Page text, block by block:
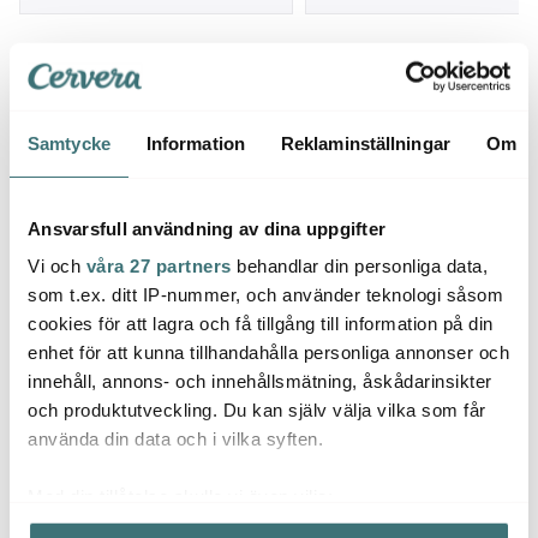
Samtycke Information Reklaminställningar Om
Ansvarsfull användning av dina uppgifter
Vi och våra 27 partners behandlar din personliga data,
som t.ex. ditt IP-nummer, och använder teknologi såsom
cookies för att lagra och få tillgång till information på din
enhet för att kunna tillhandahålla personliga annonser och
innehåll, annons- och innehållsmätning, åskådarinsikter
och produktutveckling. Du kan själv välja vilka som får
använda din data och i vilka syften.
Samla in information om din geografiska plats som
Inspiration till uteköket